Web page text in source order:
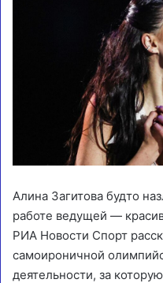
Алина Загитова будто
работе ведущей —
РИА Новости Спорт
самоироничной
деятельности, за